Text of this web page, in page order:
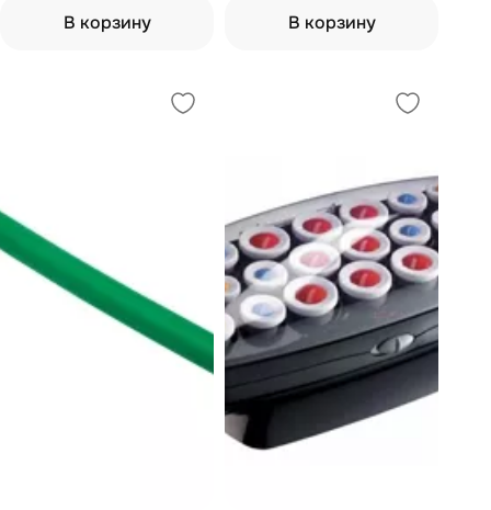
В корзину В корзину